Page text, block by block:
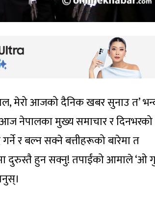
मेरो आजको दैनिक खबर सुनाउ त’
नेपालका मुख्य समाचार र दिनभरको
र बल्न सक्ने बत्तीहरूको बारेमा त
दुरुस्तै हुन सक्नु! तपाईंको आमाले ‘ओ